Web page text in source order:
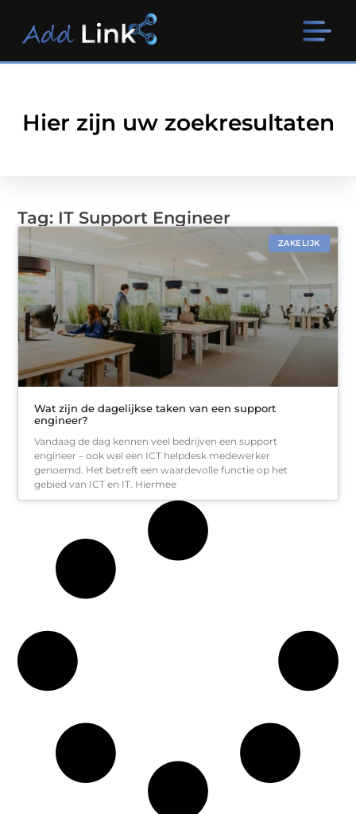
Hier zijn uw zoekresultaten
Tag: IT Support Engineer
ZAKELIJK
Wat zijn de dagelijkse taken van een support
engineer?
Vandaag de dag kennen veel bedrijven een support
engineer – ook wel een ICT helpdesk medewerker
genoemd. Het betreft een waardevolle functie op het
gebied van ICT en IT. Hiermee